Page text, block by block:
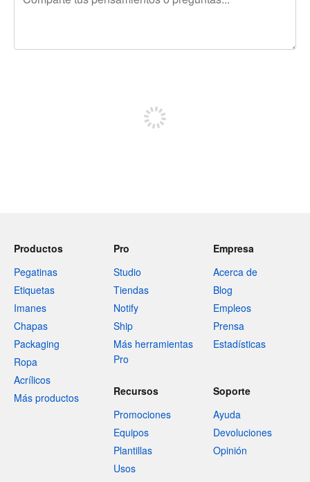
Productos
Pegatinas
Etiquetas
Imanes
Chapas
Packaging
Ropa
Acrílicos
Más productos
Pro
Studio
Tiendas
Notify
Ship
Más herramientas
Pro
Empresa
Acerca de
Blog
Empleos
Prensa
Estadísticas
Recursos
Promociones
Equipos
Plantillas
Usos
Soporte
Ayuda
Devoluciones
Opinión